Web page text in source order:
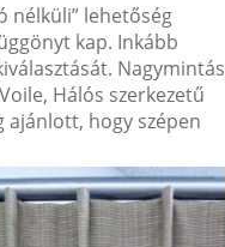
nélküli” lehetőség
kap. Inkább
Nagymintás
Hálós szerkezetű
ajánlott, hogy szépen